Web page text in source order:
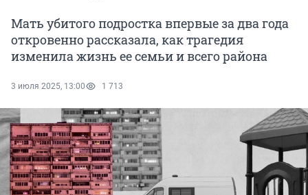
Мать убитого подростка впервые за два года
откровенно рассказала, как трагедия
изменила жизнь ее семьи и всего района
3 июля 2025, 13:00 1 713